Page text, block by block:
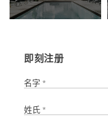
FR
即刻注册
名字 *
姓氏 *